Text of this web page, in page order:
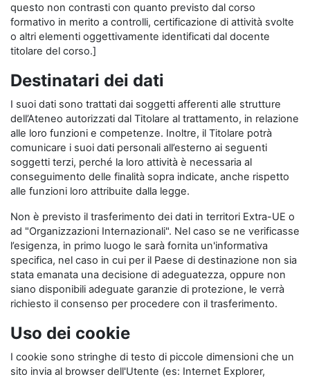
questo non contrasti con quanto previsto dal corso
formativo in merito a controlli, certificazione di attività svolte
o altri elementi oggettivamente identificati dal docente
titolare del corso.]
Destinatari dei dati
I suoi dati sono trattati dai soggetti afferenti alle strutture
dell’Ateneo autorizzati dal Titolare al trattamento, in relazione
alle loro funzioni e competenze. Inoltre, il Titolare potrà
comunicare i suoi dati personali all’esterno ai seguenti
soggetti terzi, perché la loro attività è necessaria al
conseguimento delle finalità sopra indicate, anche rispetto
alle funzioni loro attribuite dalla legge.
Non è previsto il trasferimento dei dati in territori Extra-UE o
ad "Organizzazioni Internazionali". Nel caso se ne verificasse
l’esigenza, in primo luogo le sarà fornita un'informativa
specifica, nel caso in cui per il Paese di destinazione non sia
stata emanata una decisione di adeguatezza, oppure non
siano disponibili adeguate garanzie di protezione, le verrà
richiesto il consenso per procedere con il trasferimento.
Uso dei cookie
I cookie sono stringhe di testo di piccole dimensioni che un
sito invia al browser dell'Utente (es: Internet Explorer,